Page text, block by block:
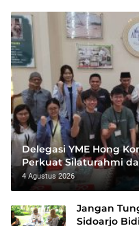
Delegasi YME Hong
Perkuat Silaturahmi
‘Alamin
4 Agustus 2026
Jangan
Sidoarjo